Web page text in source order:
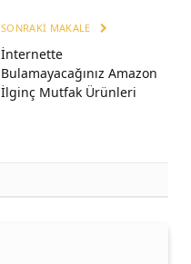
SONRAKI MAKALE
İnternette
Bulamayacağınız Amazon
İlginç Mutfak Ürünleri